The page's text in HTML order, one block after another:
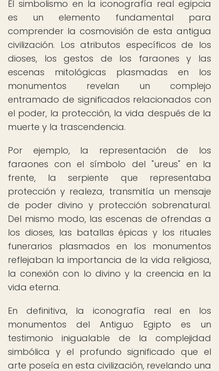
El simbolismo en la iconografía real egipcia
es un elemento fundamental para
comprender la cosmovisión de esta antigua
civilización. Los atributos específicos de los
dioses, los gestos de los faraones y las
escenas mitológicas plasmadas en los
monumentos revelan un complejo
entramado de significados relacionados con
el poder, la protección, la vida después de la
muerte y la trascendencia.
Por ejemplo, la representación de los
faraones con el símbolo del "ureus" en la
frente, la serpiente que representaba
protección y realeza, transmitía un mensaje
de poder divino y protección sobrenatural.
Del mismo modo, las escenas de ofrendas a
los dioses, las batallas épicas y los rituales
funerarios plasmados en los monumentos
reflejaban la importancia de la vida religiosa,
la conexión con lo divino y la creencia en la
vida eterna.
En definitiva, la iconografía real en los
monumentos del Antiguo Egipto es un
testimonio inigualable de la complejidad
simbólica y el profundo significado que el
arte poseía en esta civilización, revelando una